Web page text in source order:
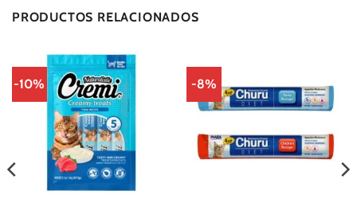
PRODUCTOS RELACIONADOS
-10% -8%